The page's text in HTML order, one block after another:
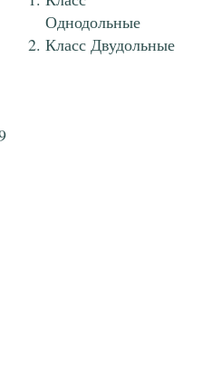
Однодольные
Класс Двудольные